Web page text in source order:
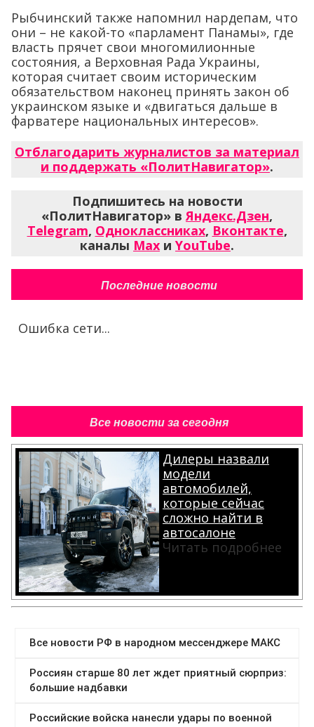
Рыбчинский также напомнил нардепам, что
они – не какой-то «парламент Панамы», где
власть прячет свои многомилионные
состояния, а Верховная Рада Украины,
которая считает своим историческим
обязательством наконец принять закон об
украинском языке и «двигаться дальше в
фарватере национальных интересов».
Отблагодарить журналистов за материал
и поддержать «ПолитНавигатор».
Подпишитесь на новости
«ПолитНавигатор» вЯндекс.Дзен,
Telegram, Одноклассниках, Вконтакте,
каналы Max и YouTube.
Последние новости
Ошибка сети...
Все новости за сегодня
Дилеры назвали
модели
автомобилей,
которые сейчас
сложно найти в
автосалоне
Читать подробнее